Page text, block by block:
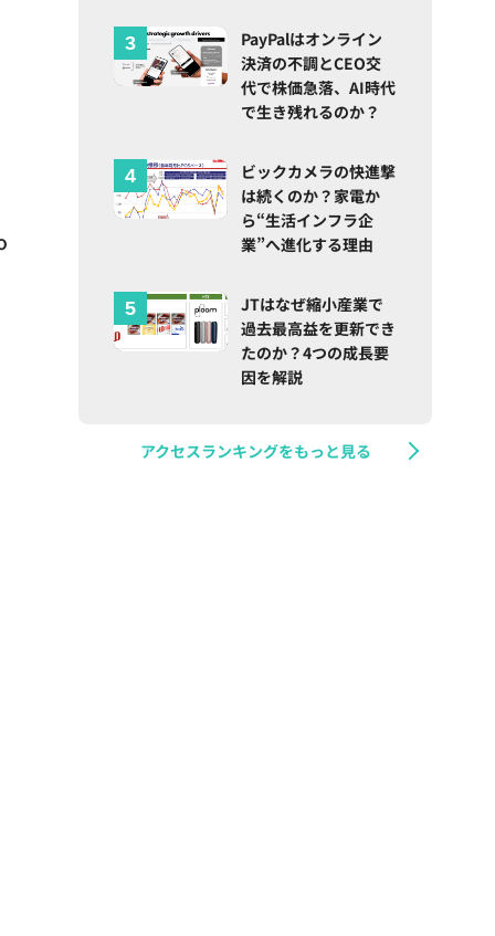
PayPalはオンライン
決済の不調とCEO交
代で株価急落、AI時代
で生き残れるのか？
ビックカメラの快進撃
は続くのか？家電か
ら“生活インフラ企
業”へ進化する理由
JTはなぜ縮小産業で
過去最高益を更新でき
たのか？4つの成長要
因を解説
アクセスランキングをもっと見る